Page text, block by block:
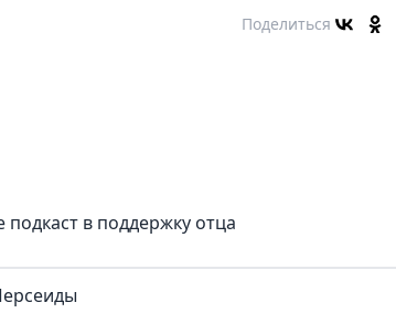
Поделиться
в поддержку отца